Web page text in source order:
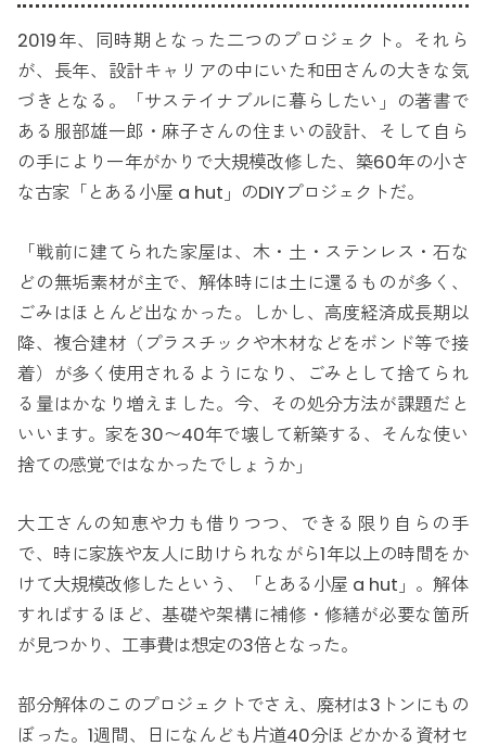
2019年、同時期となった二つのプロジェクト。それら
が、長年、設計キャリアの中にいた和田さんの大きな気
づきとなる。「サステイナブルに暮らしたい」の著書で
ある服部雄一郎・麻子さんの住まいの設計、そして自ら
の手により一年がかりで大規模改修した、築60年の小さ
な古家「とある小屋 a hut」のDIYプロジェクトだ。
「戦前に建てられた家屋は、木・土・ステンレス・石な
どの無垢素材が主で、解体時には土に還るものが多く、
ごみはほとんど出なかった。しかし、高度経済成長期以
降、複合建材（プラスチックや木材などをボンド等で接
着）が多く使用されるようになり、ごみとして捨てられ
る量はかなり増えました。今、その処分方法が課題だと
いいます。家を30〜40年で壊して新築する、そんな使い
捨ての感覚ではなかったでしょうか」
大工さんの知恵や力も借りつつ、できる限り自らの手
で、時に家族や友人に助けられながら1年以上の時間をか
けて大規模改修したという、「とある小屋 a hut」。解体
すればするほど、基礎や架構に補修・修繕が必要な箇所
が見つかり、工事費は想定の3倍となった。
部分解体のこのプロジェクトでさえ、廃材は3トンにもの
ぼった。1週間、日になんども片道40分ほどかかる資材セ